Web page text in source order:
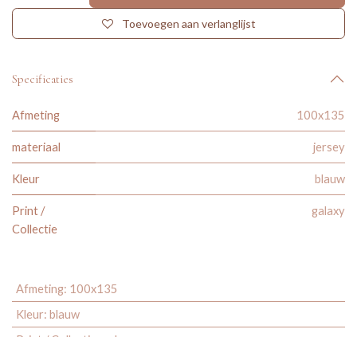
Toevoegen aan verlanglijst
Specificaties
Afmeting 100x135
materiaal jersey
Kleur blauw
Print /
Collectie
galaxy
Afmeting: 100x135
Kleur: blauw